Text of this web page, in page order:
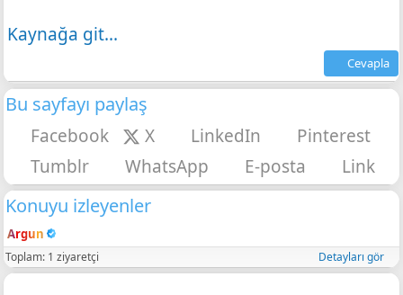
Kaynağa git...
Cevapla
Bu sayfayı paylaş
Facebook X LinkedIn
Pinterest
Tumblr
WhatsApp E-posta Link
Konuyu izleyenler
Argun
Toplam: 1 ziyaretçi Detayları gör